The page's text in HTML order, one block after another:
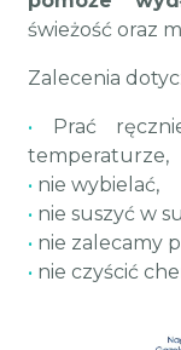
świeżość oraz
Zalecenia
• Prać
temperaturze,
• nie wybielać,
• nie suszyć w
• nie zalecamy
• nie czyścić